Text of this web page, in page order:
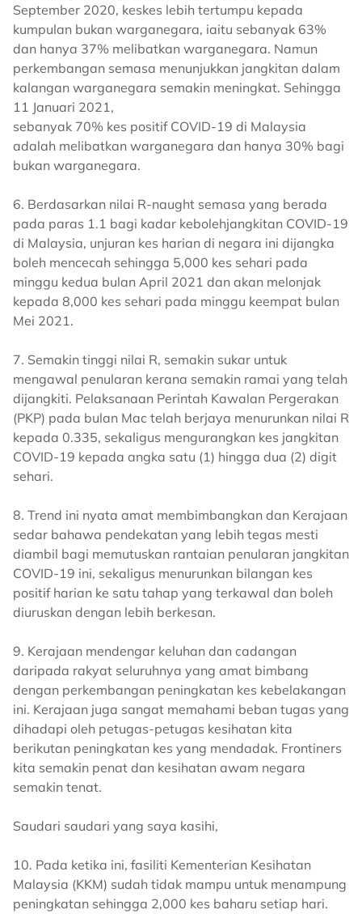
September 2020, keskes lebih tertumpu kepada
kumpulan bukan warganegara, iaitu sebanyak 63%
dan hanya 37% melibatkan warganegara. Namun
perkembangan semasa menunjukkan jangkitan dalam
kalangan warganegara semakin meningkat. Sehingga
11 Januari 2021,
sebanyak 70% kes positif COVID-19 di Malaysia
adalah melibatkan warganegara dan hanya 30% bagi
bukan warganegara.
6. Berdasarkan nilai R-naught semasa yang berada
pada paras 1.1 bagi kadar kebolehjangkitan COVID-19
di Malaysia, unjuran kes harian di negara ini dijangka
boleh mencecah sehingga 5,000 kes sehari pada
minggu kedua bulan April 2021 dan akan melonjak
kepada 8,000 kes sehari pada minggu keempat bulan
Mei 2021.
7. Semakin tinggi nilai R, semakin sukar untuk
mengawal penularan kerana semakin ramai yang telah
dijangkiti. Pelaksanaan Perintah Kawalan Pergerakan
(PKP) pada bulan Mac telah berjaya menurunkan nilai R
kepada 0.335, sekaligus mengurangkan kes jangkitan
COVID-19 kepada angka satu (1) hingga dua (2) digit
sehari.
8. Trend ini nyata amat membimbangkan dan Kerajaan
sedar bahawa pendekatan yang lebih tegas mesti
diambil bagi memutuskan rantaian penularan jangkitan
COVID-19 ini, sekaligus menurunkan bilangan kes
positif harian ke satu tahap yang terkawal dan boleh
diuruskan dengan lebih berkesan.
9. Kerajaan mendengar keluhan dan cadangan
daripada rakyat seluruhnya yang amat bimbang
dengan perkembangan peningkatan kes kebelakangan
ini. Kerajaan juga sangat memahami beban tugas yang
dihadapi oleh petugas-petugas kesihatan kita
berikutan peningkatan kes yang mendadak. Frontiners
kita semakin penat dan kesihatan awam negara
semakin tenat.
Saudari saudari yang saya kasihi,
10. Pada ketika ini, fasiliti Kementerian Kesihatan
Malaysia (KKM) sudah tidak mampu untuk menampung
peningkatan sehingga 2,000 kes baharu setiap hari.